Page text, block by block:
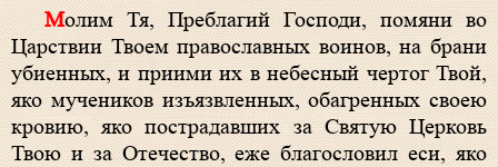
Молим Тя, Преблагий Господи, помяни во
Царствии Твоем православных воинов, на брани
убиенных, и приими их в небесный чертог Твой,
яко мучеников изъязвленных, обагренных своею
кровию, яко пострадавших за Святую Церковь
Твою и за Отечество, еже благословил еси, яко